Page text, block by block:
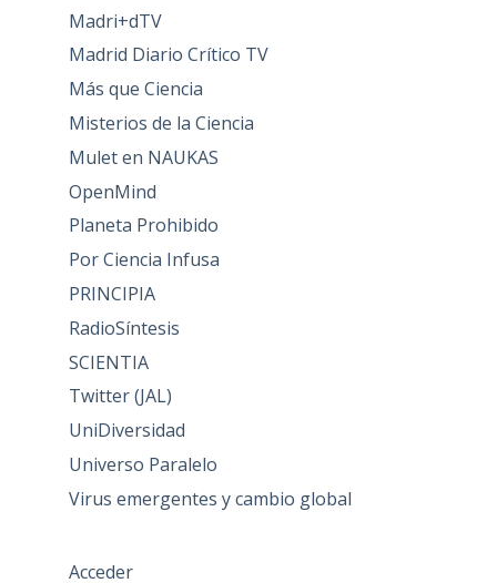
Madri+dTV
Madrid Diario Crítico TV
Más que Ciencia
Misterios de la Ciencia
Mulet en NAUKAS
OpenMind
Planeta Prohibido
Por Ciencia Infusa
PRINCIPIA
RadioSíntesis
SCIENTIA
Twitter (JAL)
UniDiversidad
Universo Paralelo
Virus emergentes y cambio global
Acceder